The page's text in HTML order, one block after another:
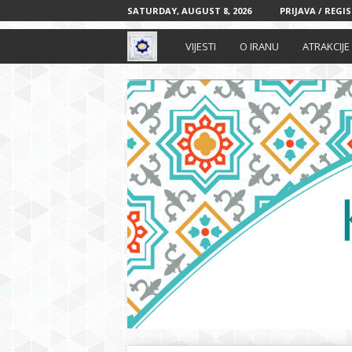
SATURDAY, AUGUST 8, 2026 PRIJAVA /
r
a
n
s
k
i
k
VIJESTI O IRANU ATRAKCIJE